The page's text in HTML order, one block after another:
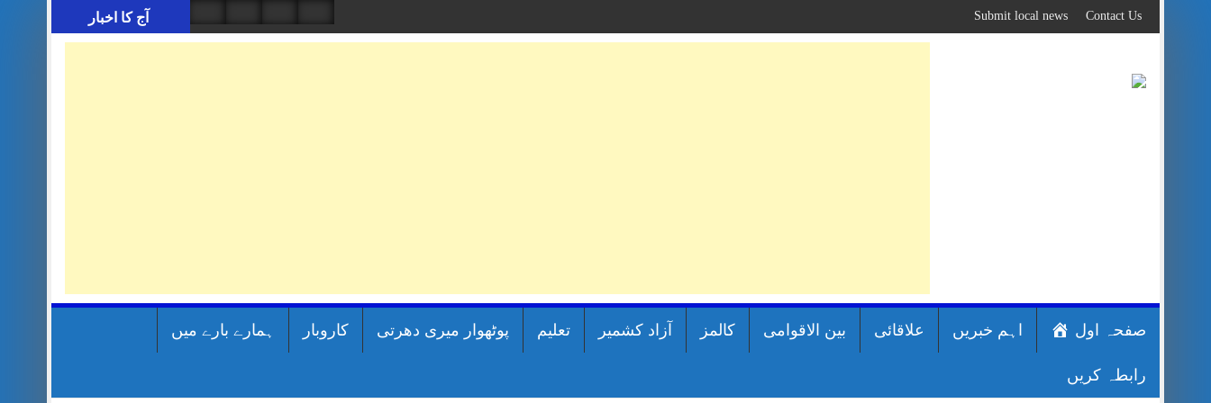
to
content
آج کا اخبار Contact Us
Submit local news
صفحہ اول اہم خبریں علاقائی بین الاقوامی کالمز آزاد کشمیر تعلیم پوٹھوار میری دھرتی کاروبار ہمارے بارے میں
رابطہ کریں